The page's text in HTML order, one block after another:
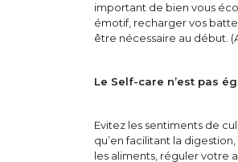
important de bien vous
émotif, recharger vos
être nécessaire au début.
Le Self-care n’est pas
Evitez les sentiments de
qu’en facilitant la
les aliments, réguler votre